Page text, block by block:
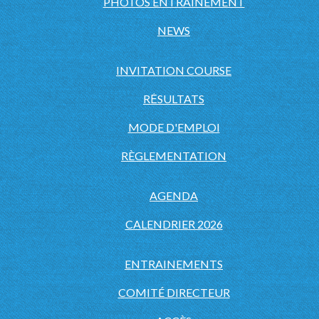
NEWS
INVITATION COURSE
RĖSULTATS
MODE D'EMPLOI
RÈGLEMENTATION
AGENDA
CALENDRIER 2026
ENTRAINEMENTS
COMITÉ DIRECTEUR